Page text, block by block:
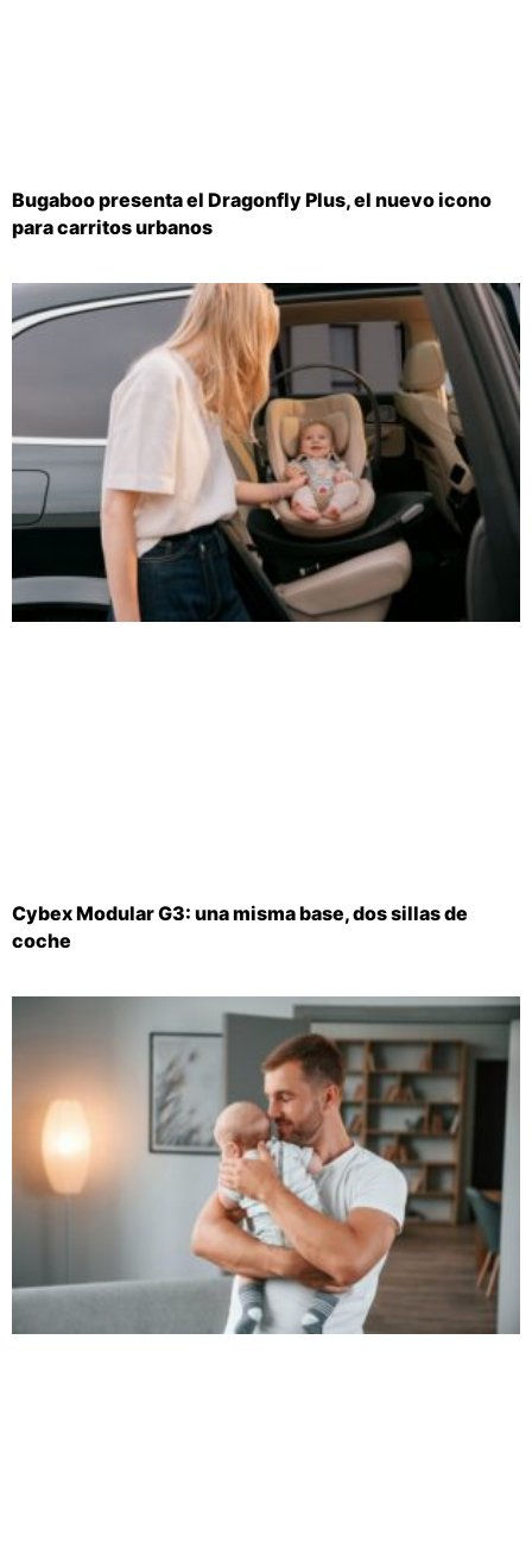
Bugaboo presenta el Dragonfly Plus, el nuevo icono
para carritos urbanos
Cybex Modular G3: una misma base, dos sillas de
coche